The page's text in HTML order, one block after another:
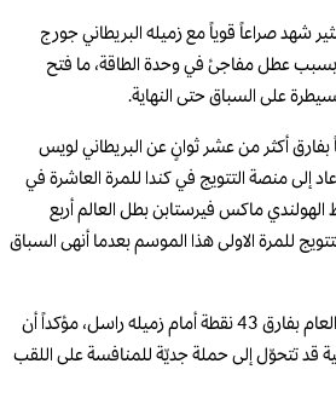
شهد صراعاً قوياً مع زميله البريطاني جورج
عطل مفاجئ في وحدة الطاقة، ما فتح
على السباق حتى النهاية.
بفارق أكثر من عشر ثوانٍ عن البريطاني لويس
إلى منصة التتويج في كندا للمرة العاشرة في
ماكس فيرستابن بطل العالم أربع
للمرة الاولى هذا الموسم بعدما أنهى السباق
وعزز أنتونيلي صدارته للترتيب العام بفارق 43 نقطة أمام زميله راسل، مؤكداً أن
قد تتحوّل إلى حملة جديّة للمنافسة على اللقب